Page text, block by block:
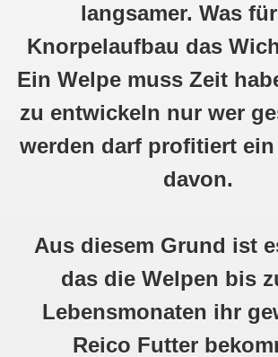
langsamer. Was
Knorpelaufbau das
Ein Welpe muss Zeit
zu entwickeln nur wer
werden darf profitiert
davon.
Aus diesem Grund ist
das die Welpen bis
Lebensmonaten ihr
Reico Futter